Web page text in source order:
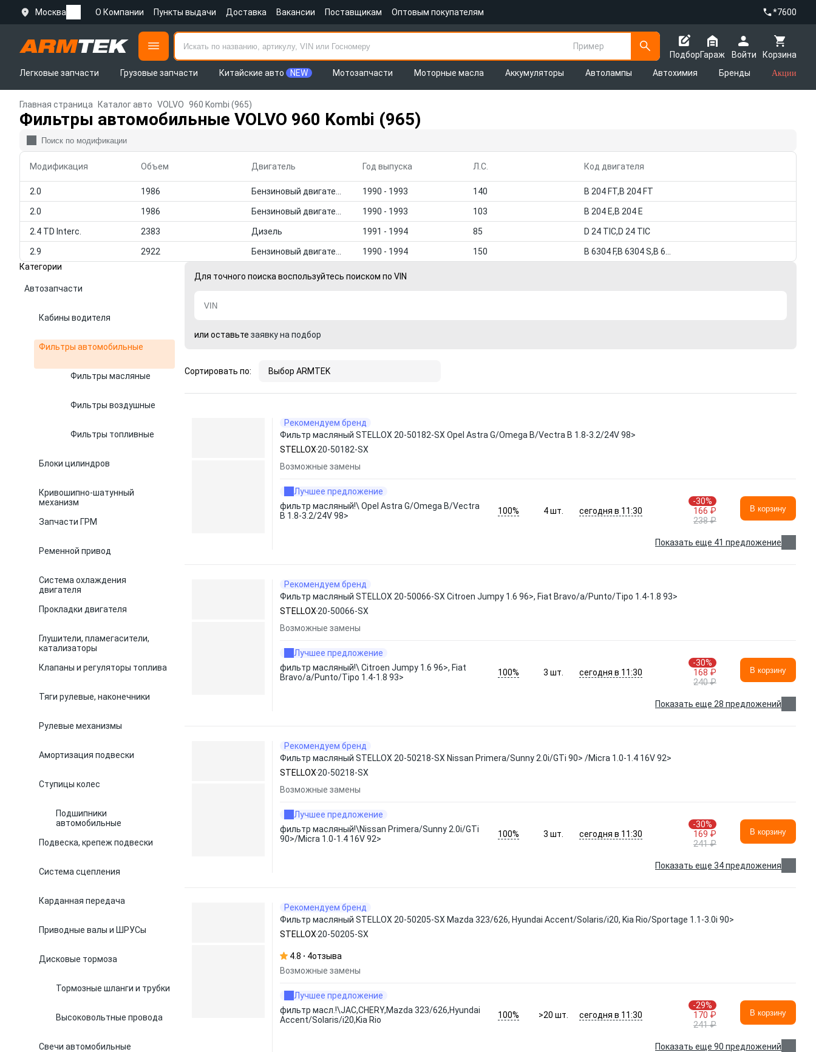
Москва О Компании Пункты выдачи Доставка Вакансии Поставщикам Оптовым покупателям *7600
Пример
Подбор
Корзина
Гараж
Войти
Легковые запчасти
Грузовые запчасти Китайские авто NEW Мотозапчасти Моторные масла Аккумуляторы Автолампы Автохимия Бренды Акции
Главная страница Каталог авто VOLVO 960 Kombi (965)
Фильтры автомобильные VOLVO 960 Kombi (965)
Модификация Объем Двигатель Год выпуска Л.С. Код двигателя
2.0 1986 1990 - 1993 140 B 204 FT,B 204 FT
2.0 1986 1990 - 1993 103 B 204 E,B 204 E
2.4 TD Interc. 2383 Дизель 1991 - 1994 85 D 24 TIC,D 24 TIC
2.9 2922 1990 - 1994 150
Категории
Автозапчасти
Кабины водителя
Фильтры автомобильные
Фильтры масляные
Фильтры воздушные
Фильтры топливные
Блоки цилиндров
Кривошипно-шатунный
механизм
Запчасти ГРМ
Ременной привод
Система охлаждения
двигателя
Прокладки двигателя
Глушители, пламегасители,
катализаторы
Клапаны и регуляторы топлива
Тяги рулевые, наконечники
Рулевые механизмы
Амортизация подвески
Ступицы колес
Подшипники
автомобильные
Подвеска, крепеж подвески
Система сцепления
Карданная передача
Приводные валы и ШРУСы
Дисковые тормоза
Тормозные шланги и трубки
Высоковольтные провода
Свечи автомобильные
Для точного поиска воспользуйтесь поиском по VIN
или оставьте заявку на подбор
Сортировать по: Выбор ARMTEK
Рекомендуем бренд
Фильтр масляный STELLOX 20-50182-SX Opel Astra G/Omega B/Vectra B 1.8-3.2/24V 98>
STELLOX 20-50182-SX
Возможные замены
Лучшее предложение
фильтр масляный!\ Opel Astra G/Omega B/Vectra
B 1.8-3.2/24V 98>
100% 4шт. сегодня в 11:30
-30%
166 ₽
238 ₽
В корзину
Показать еще 41 предложение
Рекомендуем бренд
Фильтр масляный STELLOX 20-50066-SX Citroen Jumpy 1.6 96>, Fiat Bravo/a/Punto/Tipo 1.4-1.8 93>
STELLOX 20-50066-SX
Возможные замены
Лучшее предложение
фильтр масляный!\ Citroen Jumpy 1.6 96>, Fiat
Bravo/a/Punto/Tipo 1.4-1.8 93>
100% 3 шт. сегодня в 11:30
-30%
168 ₽
240 ₽
В корзину
Показать еще 28 предложений
Рекомендуем бренд
Фильтр масляный STELLOX 20-50218-SX Nissan Primera/Sunny 2.0i/GTi 90> /Micra 1.0-1.4 16V 92>
STELLOX 20-50218-SX
Возможные замены
Лучшее предложение
фильтр масляный!\Nissan Primera/Sunny 2.0i/GTi
90>/Micra 1.0-1.4 16V 92>
100% 3 шт. сегодня в 11:30
-30%
169 ₽
241 ₽
В корзину
Показать еще 34 предложения
Рекомендуем бренд
Фильтр масляный STELLOX 20-50205-SX Mazda 323/626, Hyundai Accent/Solaris/i20, Kia Rio/Sportage 1.1-3.0i 90>
STELLOX 20-50205-SX
4.8 4отзыва
Возможные замены
Лучшее предложение
фильтр масл.!\JAC,CHERY,Mazda 323/626,Hyundai
Accent/Solaris/i20,Kia Rio
100% >20 шт. сегодня в 11:30
-29%
170 ₽
241 ₽
В корзину
Показать еще 90 предложений